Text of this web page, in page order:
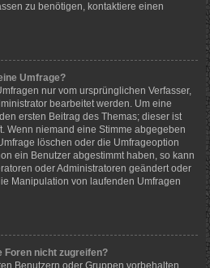
zu benötigen, kontaktiere einen
Umfrage?
nur vom ursprünglichen Verfasser,
bearbeitet werden. Um eine
ersten Beitrag des Themas; dieser ist
Wenn niemand eine Stimme abgegeben
löschen oder die Umfrageoption
ein Benutzer abgestimmt haben, so kann
oder Administratoren geändert oder
Manipulation von laufenden Umfragen
Foren nicht zugreifen?
Benutzern oder Gruppen vorbehalten